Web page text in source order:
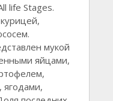
life Stages.
мукой
яйцами,
ягодами,